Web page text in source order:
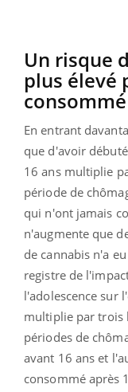
Un risque
plus élevé
En entrant
que d'avoir
16 ans multiplie
période de
qui n'ont jamais
n'augmente que
de cannabis n'a
registre de
l'adolescence sur
multiplie par trois
périodes de
avant 16 ans et
consommé après